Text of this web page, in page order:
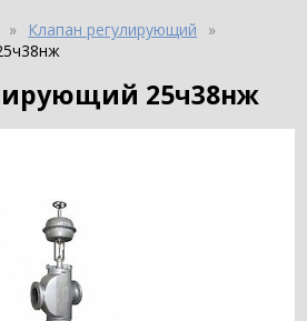
Клапан регулирующий
25ч38нж